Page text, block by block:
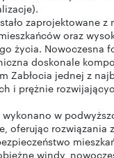
zaprojektowane z
oraz
życia. Nowoczesna
doskonale
Zabłocia jednej z
i prężnie
w
oferując rozwiązania
windy,